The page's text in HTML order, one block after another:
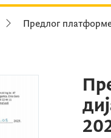
Предлог